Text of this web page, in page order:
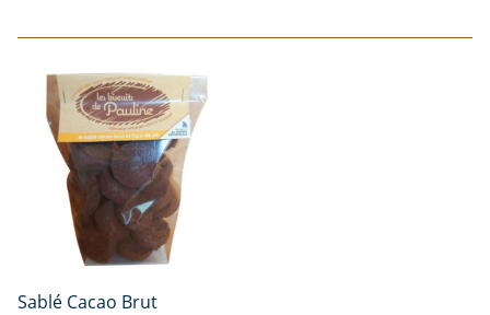
Sablé Cacao Brut